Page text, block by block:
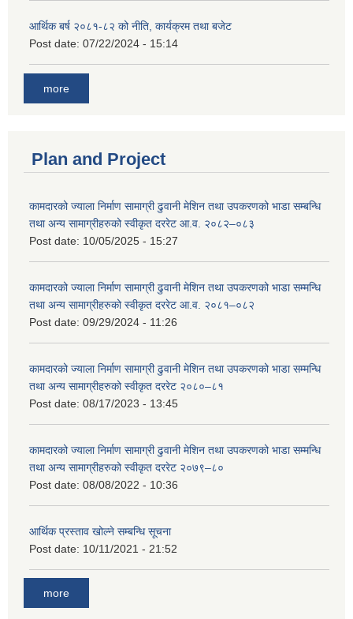
आर्थिक बर्ष २०८१-८२ को नीति, कार्यक्रम तथा बजेट
Post date: 07/22/2024 - 15:14
more
Plan and Project
कामदारको ज्याला निर्माण सामाग्री ढुवानी मेशिन तथा उपकरणको भाडा सम्बन्धि
तथा अन्य सामाग्रीहरुको स्वीकृत दररेट आ.व. २०८२–०८३
Post date: 10/05/2025 - 15:27
कामदारको ज्याला निर्माण सामाग्री ढुवानी मेशिन तथा उपकरणको भाडा सम्मन्धि
तथा अन्य सामाग्रीहरुको स्वीकृत दररेट आ.व. २०८१–०८२
Post date: 09/29/2024 - 11:26
कामदारको ज्याला निर्माण सामाग्री ढुवानी मेशिन तथा उपकरणको भाडा सम्मन्धि
तथा अन्य सामाग्रीहरुको स्वीकृत दररेट २०८०–८१
Post date: 08/17/2023 - 13:45
कामदारको ज्याला निर्माण सामाग्री ढुवानी मेशिन तथा उपकरणको भाडा सम्मन्धि
तथा अन्य सामाग्रीहरुको स्वीकृत दररेट २०७९–८०
Post date: 08/08/2022 - 10:36
आर्थिक प्रस्ताव खोल्ने सम्बन्धि सूचना
Post date: 10/11/2021 - 21:52
more